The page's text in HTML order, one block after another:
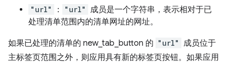
"url" ： "url" 成员是一个字符串，表示相对于已
处理清单范围内的清单网址的网址。
如果已处理的清单的 new_tab_button 的 "url" 成员位于
主标签页范围之外，则应用具有新的标签页按钮。如果应用